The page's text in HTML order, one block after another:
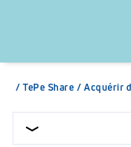
/ TePe Share / Acquérir